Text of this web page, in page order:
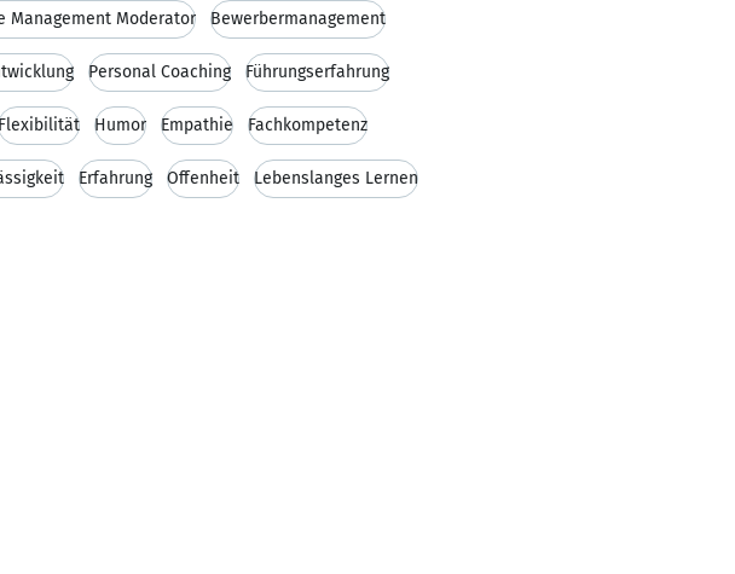
Management Moderator Bewerbermanagement
Personal Coaching Führungserfahrung
Humor Empathie Fachkompetenz
Erfahrung Offenheit Lebenslanges Lernen